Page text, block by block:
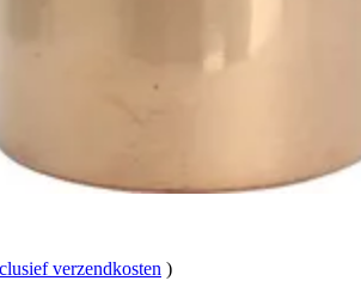
verzendkosten )